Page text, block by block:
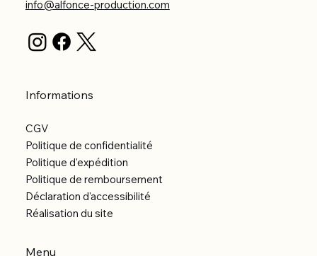
info@alfonce-production.com
Informations
CGV
Politique de confidentialité
Politique d'expédition
Politique de remboursement
Déclaration d'accessibilité
Réalisation du site
Menu